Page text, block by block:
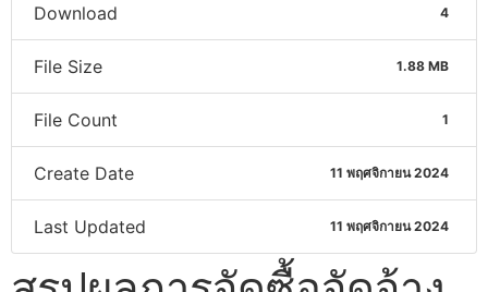
Download 4
File Size 1.88 MB
File Count 1
Create Date 11 พฤศจิกายน 2024
Last Updated 11 พฤศจิกายน 2024